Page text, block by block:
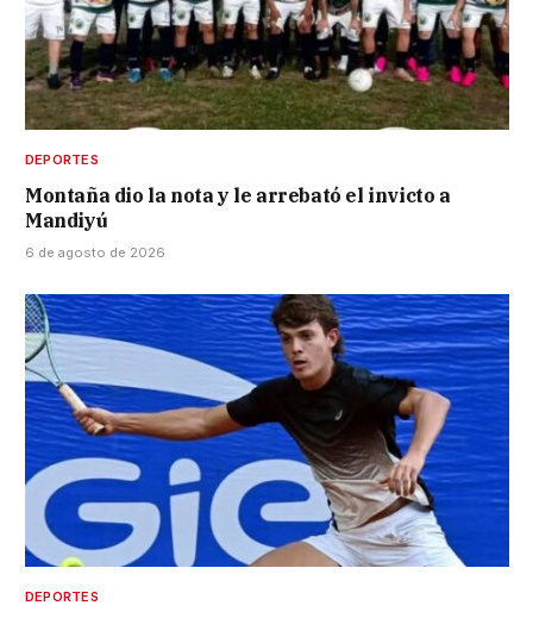
DEPORTES
Montaña dio la nota y le arrebató el invicto a
Mandiyú
6 de agosto de 2026
DEPORTES